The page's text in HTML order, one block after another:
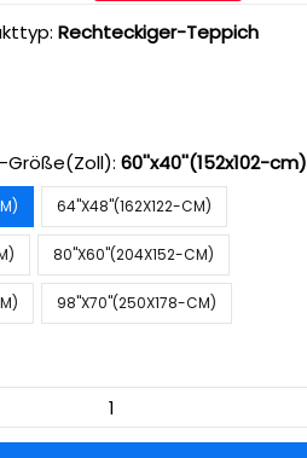
Rechteckiger-Teppich
Größe(Zoll):60''x40''(152x102-cm)
64''X48''(162X122-CM)
80''X60''(204X152-CM)
98''X70''(250X178-CM)